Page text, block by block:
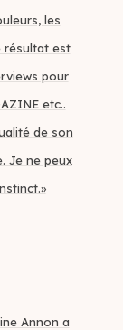
les
résultat est
pour
etc..
de son
Je ne peux
Annon a